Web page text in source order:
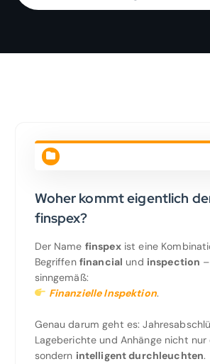
Woher kommt eigentlich
finspex?
Der Name finspexist eine
Begriffen financial und inspection
sinngemäß:
Finanzielle Inspektion.
Genau darum geht es:
Lageberichte und Anhänge nicht nur
sondern intelligent durchleuchten.